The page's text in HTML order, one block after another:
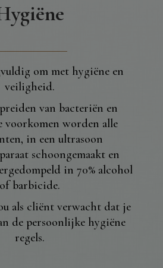
om met hygiëne en
veiligheid.
van bacteriën en
voorkomen worden alle
in een ultrasoon
schoongemaakt en
in 70% alcohol
of barbicide.
als cliënt verwacht dat je
de persoonlijke hygiëne
regels.